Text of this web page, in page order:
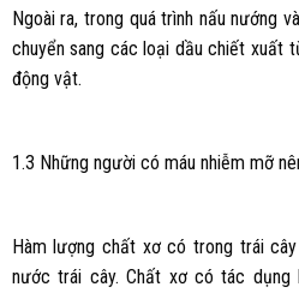
Ngoài ra, trong quá trình nấu nướng
chuyển sang các loại dầu chiết xuất
động vật.
1.3 Những người có máu nhiễm mỡ
Hàm lượng chất xơ có trong trái
nước trái cây. Chất xơ có tác dụng